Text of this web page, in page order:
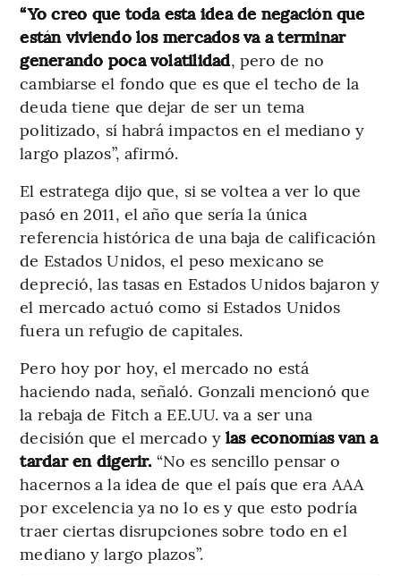
“Yo creo que toda esta idea de negación que
están viviendo los mercados va a terminar
generando poca volatilidad, pero de no
cambiarse el fondo que es que el techo de la
deuda tiene que dejar de ser un tema
politizado, sí habrá impactos en el mediano y
largo plazos”, afirmó.
El estratega dijo que, si se voltea a ver lo que
pasó en 2011, el año que sería la única
referencia histórica de una baja de calificación
de Estados Unidos, el peso mexicano se
depreció, las tasas en Estados Unidos bajaron y
el mercado actuó como si Estados Unidos
fuera un refugio de capitales.
Pero hoy por hoy, el mercado no está
haciendo nada, señaló. Gonzali mencionó que
la rebaja de Fitch a EE.UU. va a ser una
decisión que el mercado y las economías van a
tardar en digerir. “No es sencillo pensar o
hacernos a la idea de que el país que era AAA
por excelencia ya no lo es y que esto podría
traer ciertas disrupciones sobre todo en el
mediano y largo plazos”.